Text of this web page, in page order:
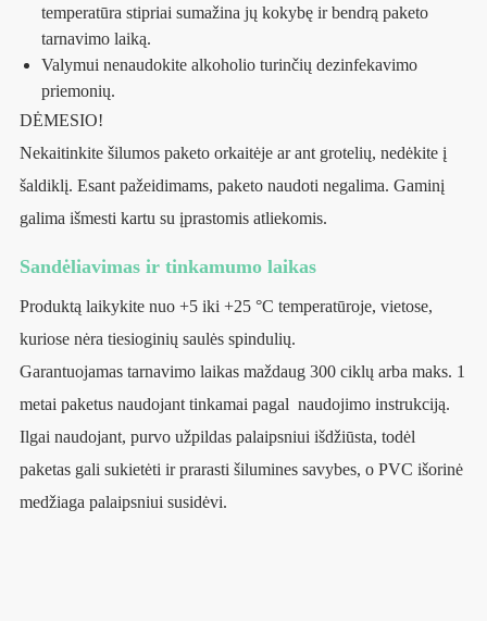
temperatūra stipriai sumažina jų kokybę ir bendrą paketo
tarnavimo laiką.
Valymui nenaudokite alkoholio turinčių dezinfekavimo
priemonių.
DĖMESIO!
Nekaitinkite šilumos paketo orkaitėje ar ant grotelių, nedėkite į
šaldiklį. Esant pažeidimams, paketo naudoti negalima. Gaminį
galima išmesti kartu su įprastomis atliekomis.
Sandėliavimas ir tinkamumo laikas
Produktą laikykite nuo +5 iki +25 °C temperatūroje, vietose,
kuriose nėra tiesioginių saulės spindulių.
Garantuojamas tarnavimo laikas maždaug 300 ciklų arba maks. 1
metai paketus naudojant tinkamai pagal naudojimo instrukciją.
Ilgai naudojant, purvo užpildas palaipsniui išdžiūsta, todėl
paketas gali sukietėti ir prarasti šilumines savybes, o PVC išorinė
medžiaga palaipsniui susidėvi.